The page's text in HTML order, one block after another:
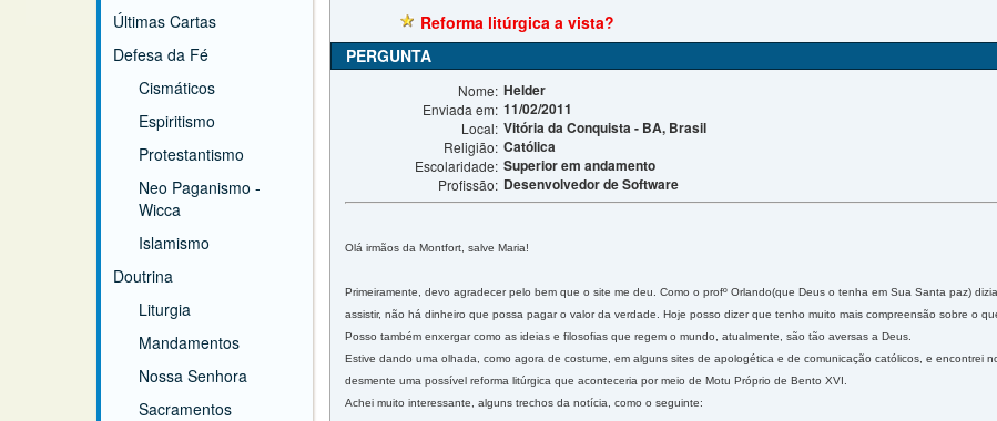
Últimas Cartas
Defesa da Fé
Cismáticos
Espiritismo
Protestantismo
Neo Paganismo -
Wicca
Islamismo
Doutrina
Liturgia
Mandamentos
Nossa Senhora
Sacramentos
Reforma litúrgica a vista?
PERGUNTA
Nome: Helder
Enviada em: 11/02/2011
Local: Vitória da Conquista - BA, Brasil
Religião: Católica
Escolaridade: Superior em andamento
Profissão: Desenvolvedor de Software
Olá irmãos da Montfort, salve Maria!
Primeiramente, devo agradecer pelo bem que o site me deu. Como o profº Orlando(que Deus o tenha em Sua Santa paz)
assistir, não há dinheiro que possa pagar o valor da verdade. Hoje posso dizer que tenho muito mais compreensão sobre o
Posso também enxergar como as ideias e filosofias que regem o mundo, atualmente, são tão aversas a Deus.
Estive dando uma olhada, como agora de costume, em alguns sites de apologética e de comunicação católicos, e encontrei
desmente uma possível reforma litúrgica que aconteceria por meio de Motu Próprio de Bento XVI.
Achei muito interessante, alguns trechos da notícia, como o seguinte: